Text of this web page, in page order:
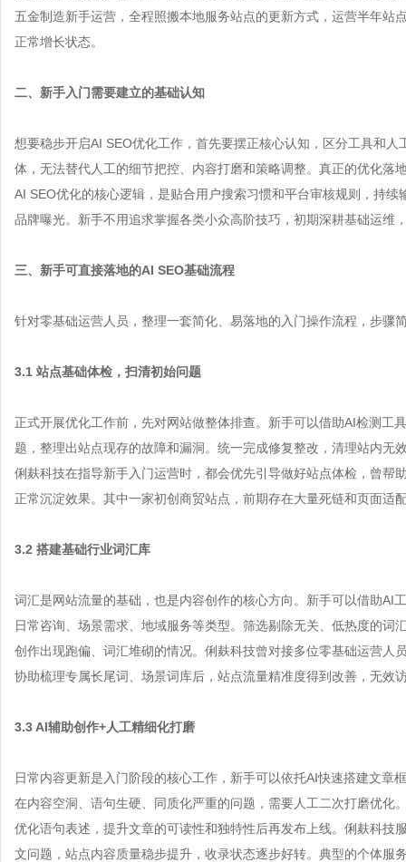
五金制造新手运营，全程照搬本地服务站点的更新方式，运营半年
正常增长状态。
二、新手入门需要建立的基础认知
想要稳步开启AI SEO优化工作，首先要摆正核心认知，区分工具和
体，无法替代人工的细节把控、内容打磨和策略调整。真正的优化落
AI SEO优化的核心逻辑，是贴合用户搜索习惯和平台审核规则，持
品牌曝光。新手不用追求掌握各类小众高阶技巧，初期深耕基础运维
三、新手可直接落地的AI SEO基础流程
针对零基础运营人员，整理一套简化、易落地的入门操作流程，步骤
3.1 站点基础体检，扫清初始问题
正式开展优化工作前，先对网站做整体排查。新手可以借助AI检测工
题，整理出站点现存的故障和漏洞。统一完成修复整改，清理站内无
俐麸科技在指导新手入门运营时，都会优先引导做好站点体检，曾帮
正常沉淀效果。其中一家初创商贸站点，前期存在大量死链和页面
3.2 搭建基础行业词汇库
词汇是网站流量的基础，也是内容创作的核心方向。新手可以借助AI
日常咨询、场景需求、地域服务等类型。筛选剔除无关、低热度的
创作出现跑偏、词汇堆砌的情况。俐麸科技曾对接多位零基础运营人
协助梳理专属长尾词、场景词库后，站点流量精准度得到改善，无效
3.3 AI辅助创作+人工精细化打磨
日常内容更新是入门阶段的核心工作，新手可以依托AI快速搭建文
在内容空洞、语句生硬、同质化严重的问题，需要人工二次打磨优化
优化语句表述，提升文章的可读性和独特性后再发布上线。俐麸科技
文问题，站点内容质量稳步提升，收录状态逐步好转。典型的个体服